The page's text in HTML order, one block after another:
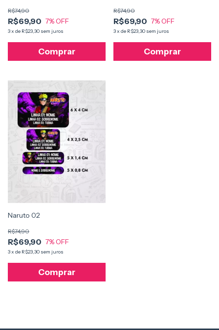
R$69,90
R$74,90
7% OFF
3x de R$23,30 sem juros
Comprar
R$69,90
R$74,90
7% OFF
3x de R$23,30 sem juros
Comprar
Naruto 02
R$69,90
R$74,90
7% OFF
3x de R$23,30 sem juros
Comprar